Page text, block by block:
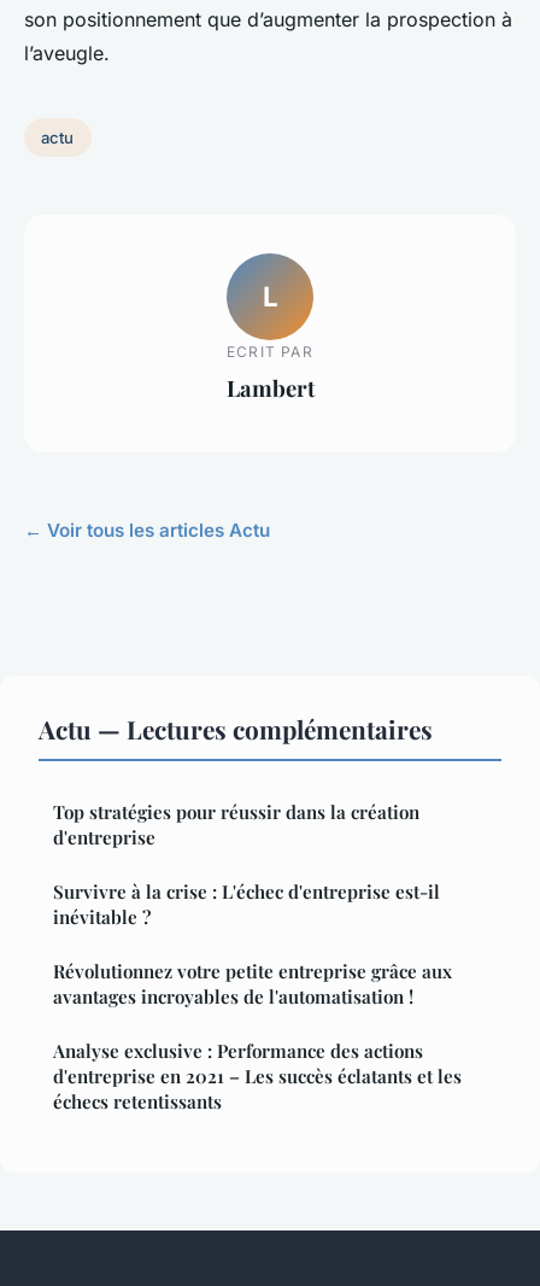
son positionnement que d’augmenter la prospection à
l’aveugle.
actu
L
ECRIT PAR
Lambert
← Voir tous les articles Actu
Actu — Lectures complémentaires
Top stratégies pour réussir dans la création
d'entreprise
Survivre à la crise : L'échec d'entreprise est-il
inévitable ?
Révolutionnez votre petite entreprise grâce aux
avantages incroyables de l'automatisation !
Analyse exclusive : Performance des actions
d'entreprise en 2021 – Les succès éclatants et les
échecs retentissants